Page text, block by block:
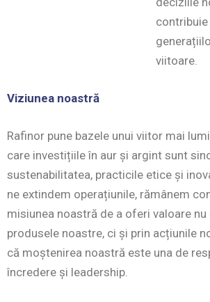
viitoare.
Viziunea noastră
Rafinor pune bazele unui viitor mai
care investițiile în aur și argint sunt
sustenabilitatea, practicile etice și
ne extindem operațiunile, rămânem
misiunea noastră de a oferi valoare nu
produsele noastre, ci și prin acțiunile
că moștenirea noastră este una de
încredere și leadership.